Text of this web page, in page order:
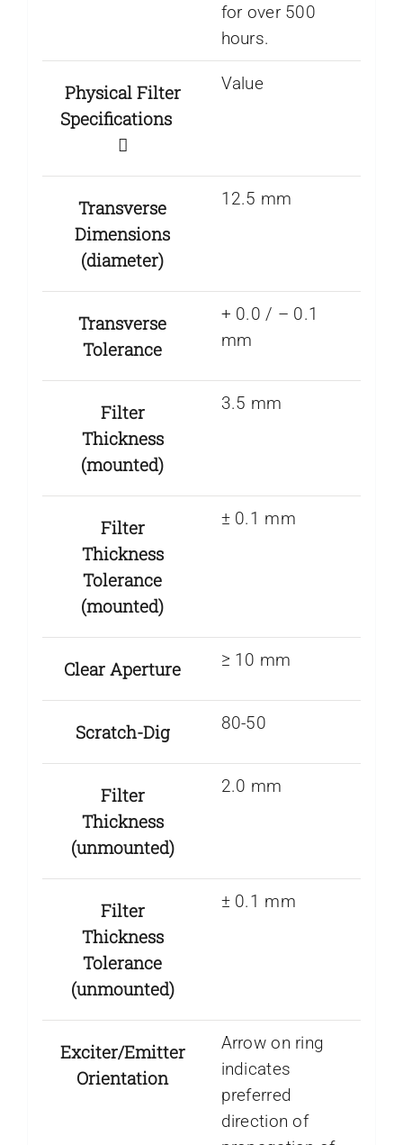
for over 500
hours.
Physical Filter
Specifications
Value
Transverse
Dimensions
(diameter)
12.5 mm
Transverse
Tolerance
+ 0.0 / – 0.1
mm
Filter
Thickness
(mounted)
3.5 mm
Filter
Thickness
Tolerance
(mounted)
± 0.1 mm
Clear Aperture ≥ 10 mm
Scratch-Dig 80-50
Filter
Thickness
(unmounted)
2.0 mm
Filter
Thickness
Tolerance
(unmounted)
± 0.1 mm
Exciter/Emitter
Orientation
Arrow on ring
indicates
preferred
direction of